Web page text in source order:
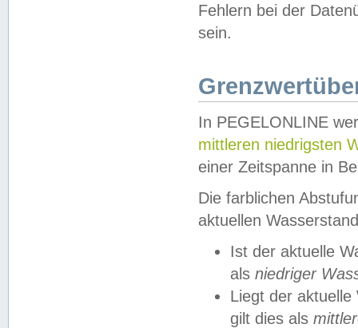
Fehlern bei der
sein.
In PEGELONLINE
mittleren niedrigsten
einer Zeitspanne in
Die farblichen
aktuellen
Ist der aktuelle
als niedriger
Liegt der
gilt dies als